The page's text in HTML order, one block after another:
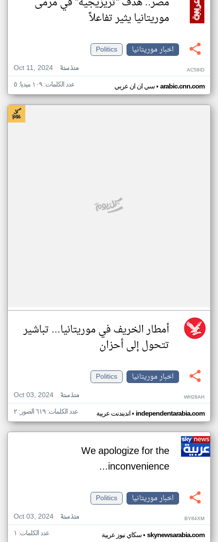
موريتانيا يثير تفاعلاً
اخبار موريتانيا
Politics
Oct 11, 2024
منذ سنة AC58ID
سي ان ان عربي• arabic.cnn.com عدد الكلمات: ١٠٩ ميديا: ٥
أمطار الخريف في موريتانيا... تباشير
تتحول إلى أحزان
اخبار موريتانيا
Politics
Oct 03, 2024
منذ سنة WH28AH
اندبندنت عربية• independentarabia.com عدد الكلمات: ٦١٩ الصور: ٢
We apologize for the
inconvenience...
اخبار موريتانيا
Politics
Oct 03, 2024
منذ سنة BY84XM
سكاي نيوز عربية• skynewsarabia.com عدد الكلمات: ١